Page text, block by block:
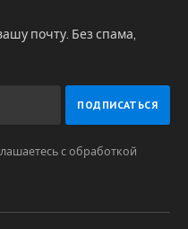
Центрального
и хранил
помещении,
в сообщении